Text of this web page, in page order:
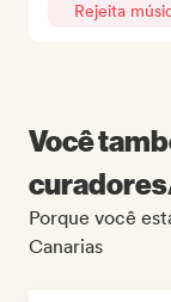
Rejeita
Você
Porque você
Canarias